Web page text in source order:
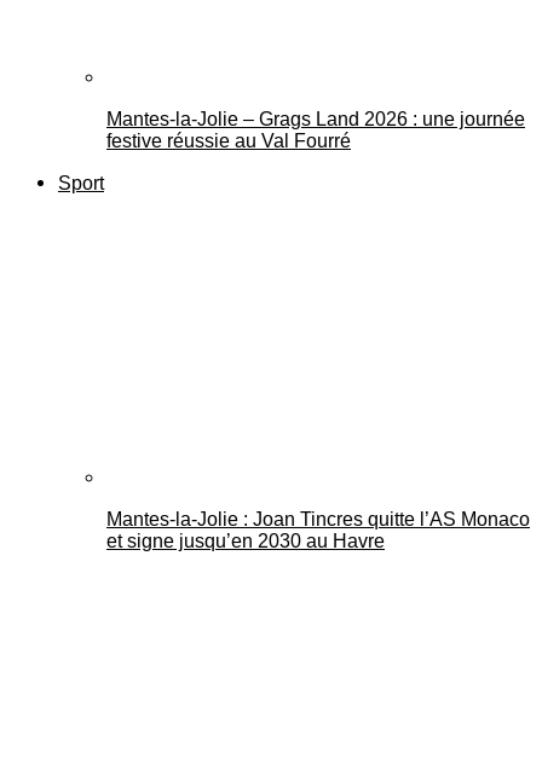
Mantes-la-Jolie – Grags Land 2026 : une journée
festive réussie au Val Fourré
Sport
Mantes-la-Jolie : Joan Tincres quitte l’AS Monaco
et signe jusqu’en 2030 au Havre